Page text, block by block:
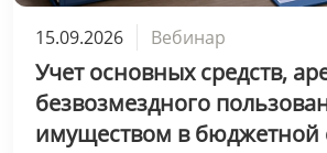
15.09.2026 Вебинар
Учет основных средств,
безвозмездного
имуществом в бюджетной